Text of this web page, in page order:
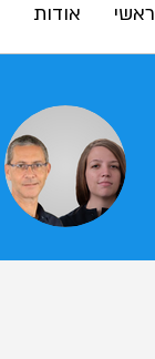
ראשי אודות